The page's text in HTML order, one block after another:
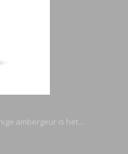
ambergeur is het…